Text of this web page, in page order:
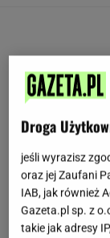
Droga
jeśli wyrazisz
oraz jej Zaufani
IAB, jak również
Gazeta.pl sp. z
takie jak adresy